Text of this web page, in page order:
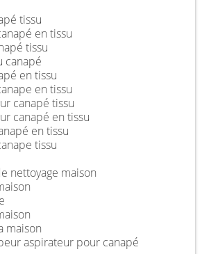
tissu
en tissu
tissu
canapé
en tissu
en tissu
canapé tissu
canapé en tissu
en tissu
tissu
nettoyage maison
maison
aspirateur pour canapé